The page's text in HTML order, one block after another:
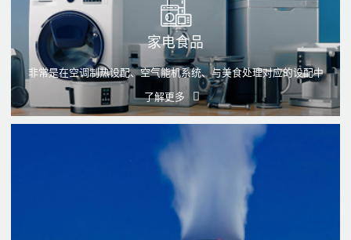
家电食品
非常是在空调制热设配、空气能机系统、与美食处理对应的设配中
了解更多